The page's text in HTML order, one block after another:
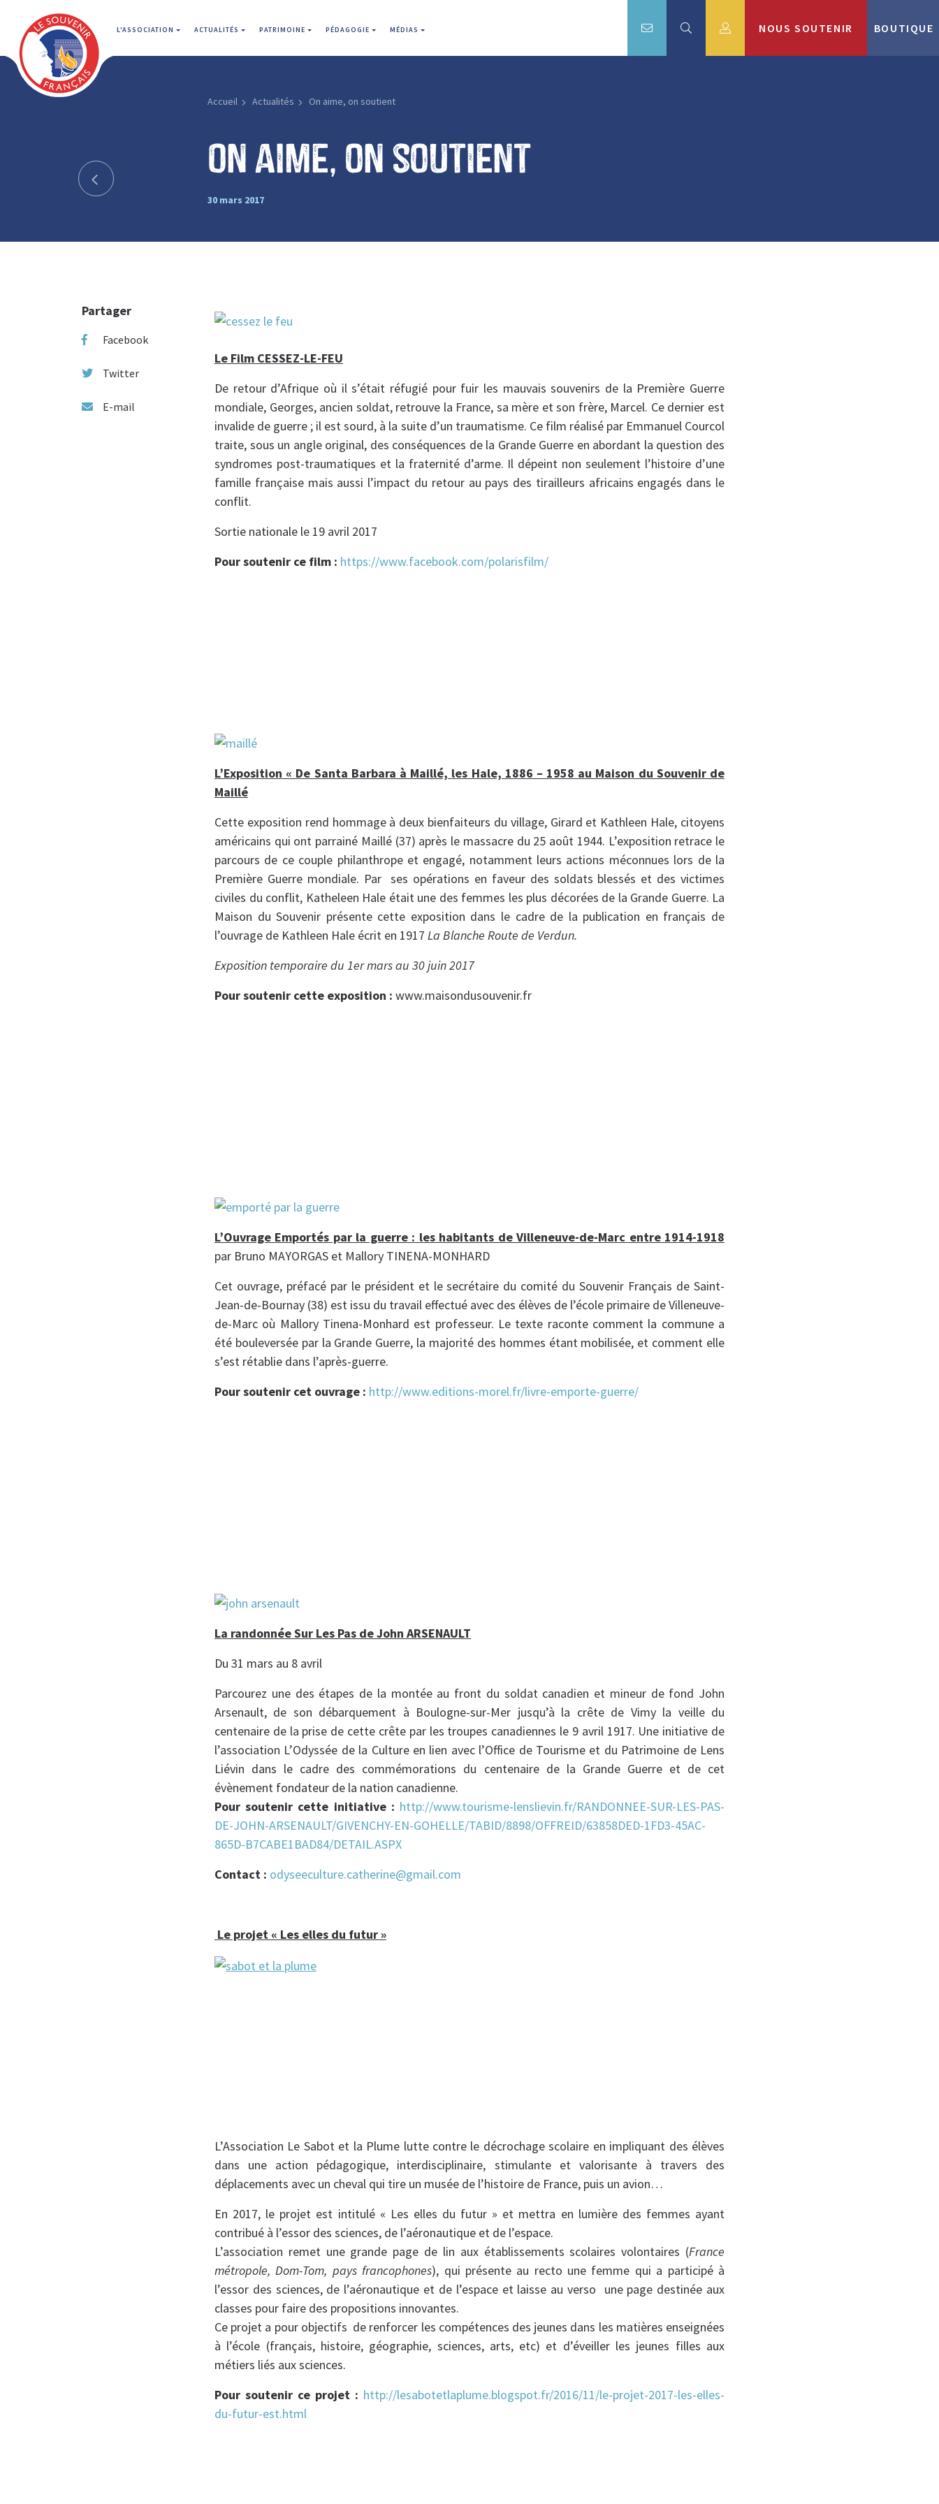
L'ASSOCIATION ACTUALITÉS PATRIMOINE PÉDAGOGIE MÉDIAS NOUS SOUTENIR BOUTIQUE
Accueil Actualités On aime, on soutient
On aime, on soutient
30 mars 2017
Partager
Facebook
Twitter
E-mail
Le Film CESSEZ-LE-FEU
De retour d’Afrique où il s’était réfugié pour fuir les mauvais souvenirs de la Première Guerre
mondiale, Georges, ancien soldat, retrouve la France, sa mère et son frère, Marcel. Ce dernier est
invalide de guerre ; il est sourd, à la suite d’un traumatisme. Ce film réalisé par Emmanuel Courcol
traite, sous un angle original, des conséquences de la Grande Guerre en abordant la question des
syndromes post-traumatiques et la fraternité d’arme. Il dépeint non seulement l’histoire d’une
famille française mais aussi l’impact du retour au pays des tirailleurs africains engagés dans le
conflit.
Sortie nationale le 19 avril 2017
Pour soutenir ce film : https://www.facebook.com/polarisfilm/
L’Exposition « De Santa Barbara à Maillé, les Hale, 1886 – 1958 au Maison du Souvenir de
Maillé
Cette exposition rend hommage à deux bienfaiteurs du village, Girard et Kathleen Hale, citoyens
américains qui ont parrainé Maillé (37) après le massacre du 25 août 1944. L’exposition retrace le
parcours de ce couple philanthrope et engagé, notamment leurs actions méconnues lors de la
Première Guerre mondiale. Par ses opérations en faveur des soldats blessés et des victimes
civiles du conflit, Katheleen Hale était une des femmes les plus décorées de la Grande Guerre. La
Maison du Souvenir présente cette exposition dans le cadre de la publication en français de
l’ouvrage de Kathleen Hale écrit en 1917 La Blanche Route de Verdun.
Exposition temporaire du 1er mars au 30 juin 2017
Pour soutenir cette exposition : www.maisondusouvenir.fr
L’Ouvrage Emportés par la guerre : les habitants de Villeneuve-de-Marc entre 1914-1918
par Bruno MAYORGAS et Mallory TINENA-MONHARD
Cet ouvrage, préfacé par le président et le secrétaire du comité du Souvenir Français de Saint-
Jean-de-Bournay (38) est issu du travail effectué avec des élèves de l’école primaire de Villeneuve-
de-Marc où Mallory Tinena-Monhard est professeur. Le texte raconte comment la commune a
été bouleversée par la Grande Guerre, la majorité des hommes étant mobilisée, et comment elle
s’est rétablie dans l’après-guerre.
Pour soutenir cet ouvrage : http://www.editions-morel.fr/livre-emporte-guerre/
La randonnée Sur Les Pas de John ARSENAULT
Du 31 mars au 8 avril
Parcourez une des étapes de la montée au front du soldat canadien et mineur de fond John
Arsenault, de son débarquement à Boulogne-sur-Mer jusqu’à la crête de Vimy la veille du
centenaire de la prise de cette crête par les troupes canadiennes le 9 avril 1917. Une initiative de
l’association L’Odyssée de la Culture en lien avec l’Office de Tourisme et du Patrimoine de Lens
Liévin dans le cadre des commémorations du centenaire de la Grande Guerre et de cet
évènement fondateur de la nation canadienne.
Pour soutenir cette initiative : http://www.tourisme-lenslievin.fr/RANDONNEE-SUR-LES-PAS-
DE-JOHN-ARSENAULT/GIVENCHY-EN-GOHELLE/TABID/8898/OFFREID/63858DED-1FD3-45AC-
865D-B7CABE1BAD84/DETAIL.ASPX
Contact : odyseeculture.catherine@gmail.com
Le projet « Les elles du futur »
L’Association Le Sabot et la Plume lutte contre le décrochage scolaire en impliquant des élèves
dans une action pédagogique, interdisciplinaire, stimulante et valorisante à travers des
déplacements avec un cheval qui tire un musée de l’histoire de France, puis un avion…
En 2017, le projet est intitulé « Les elles du futur » et mettra en lumière des femmes ayant
contribué à l’essor des sciences, de l’aéronautique et de l’espace.
L’association remet une grande page de lin aux établissements scolaires volontaires (France
métropole, Dom-Tom, pays francophones), qui présente au recto une femme qui a participé à
l’essor des sciences, de l’aéronautique et de l’espace et laisse au verso une page destinée aux
classes pour faire des propositions innovantes.
Ce projet a pour objectifs de renforcer les compétences des jeunes dans les matières enseignées
à l’école (français, histoire, géographie, sciences, arts, etc) et d’éveiller les jeunes filles aux
métiers liés aux sciences.
Pour soutenir ce projet : http://lesabotetlaplume.blogspot.fr/2016/11/le-projet-2017-les-elles-
du-futur-est.html